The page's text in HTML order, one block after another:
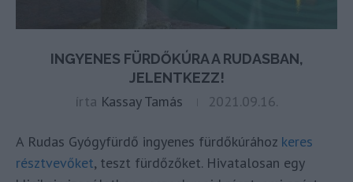
INGYENES FÜRDŐKÚRA A RUDASBAN,
JELENTKEZZ!
írta Kassay Tamás 2021.09.16.
A Rudas Gyógyfürdő ingyenes fürdőkúrához keres
résztvevőket, teszt fürdőzőket. Hivatalosan egy